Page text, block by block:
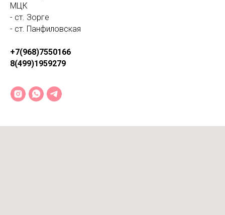
МЦК
- ст. Зорге
- ст. Панфиловская
+7(968)7550166
8(499)1959279